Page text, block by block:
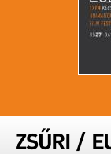
ZSŰRI /